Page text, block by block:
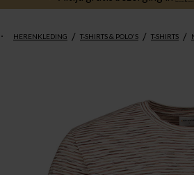
HERENKLEDING / T-SHIRTS & POLO'S / T-SHIRTS /